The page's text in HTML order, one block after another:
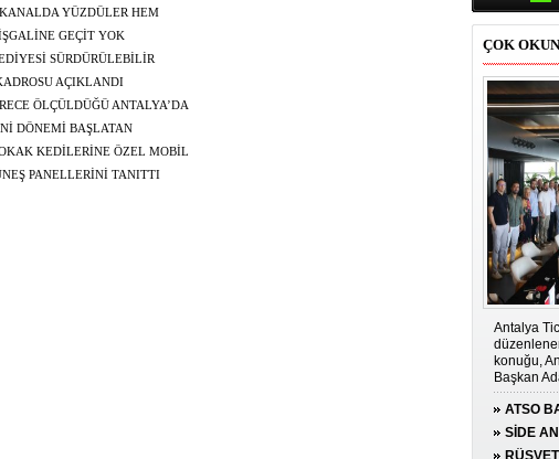
YÜZDÜLER HEM
GEÇİT YOK
SÜRDÜRÜLEBİLİR
AÇIKLANDI
ÖLÇÜLDÜĞÜ ANTALYA’DA
GÖRDÜ
DÖNEMİ BAŞLATAN
KEDİLERİNE ÖZEL MOBİL
PANELLERİNİ TANITTI
ÇOK
Antalya
konuğu,
Başkan
ATSO
SİDE